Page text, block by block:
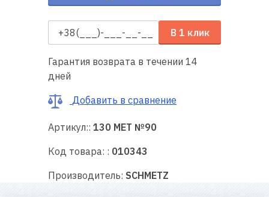
Полезные
советы
нас
В 1 клик
Гарантия возврата в течении 14
дней
Добавить в сравнение
Артикул:: 130 MET №90
Код товара: : 010343
Производитель: SCHMETZ